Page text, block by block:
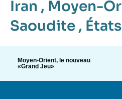
Iran , Moyen-
Saoudite ,
Moyen-Orient, le nouveau
«Grand Jeu»